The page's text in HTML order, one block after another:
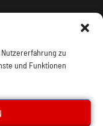
zu
und Funktionen
Cookie Policy